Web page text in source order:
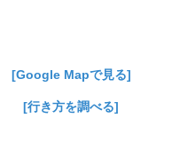
[Google Mapで見る]
[行き方を調べる]